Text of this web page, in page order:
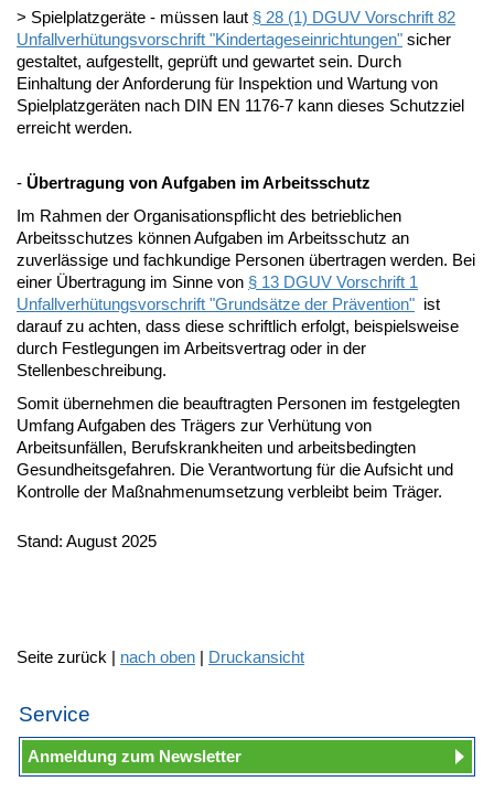
> Spielplatzgeräte - müssen laut § 28 (1) DGUV Vorschrift 82
Unfallverhütungsvorschrift "Kindertageseinrichtungen" sicher
gestaltet, aufgestellt, geprüft und gewartet sein. Durch
Einhaltung der Anforderung für Inspektion und Wartung von
Spielplatzgeräten nach DIN EN 1176-7 kann dieses Schutzziel
erreicht werden.
- Übertragung von Aufgaben im Arbeitsschutz
Im Rahmen der Organisationspflicht des betrieblichen
Arbeitsschutzes können Aufgaben im Arbeitsschutz an
zuverlässige und fachkundige Personen übertragen werden. Bei
einer Übertragung im Sinne von § 13 DGUV Vorschrift 1
Unfallverhütungsvorschrift "Grundsätze der Prävention" ist
darauf zu achten, dass diese schriftlich erfolgt, beispielsweise
durch Festlegungen im Arbeitsvertrag oder in der
Stellenbeschreibung.
Somit übernehmen die beauftragten Personen im festgelegten
Umfang Aufgaben des Trägers zur Verhütung von
Arbeitsunfällen, Berufskrankheiten und arbeitsbedingten
Gesundheitsgefahren. Die Verantwortung für die Aufsicht und
Kontrolle der Maßnahmenumsetzung verbleibt beim Träger.
Stand: August 2025
Seite zurück | nach oben | Druckansicht
Service
Anmeldung zum Newsletter